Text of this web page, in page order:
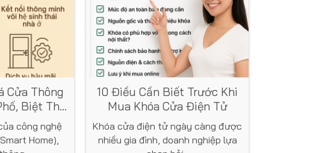
Cửa Thông
Biệt Thự
công nghệ
Home),
10 Điều Cần Biết Trước Khi
Mua Khóa Cửa Điện Tử
Khóa cửa điện tử ngày càng được
nhiều gia đình, doanh nghiệp lựa